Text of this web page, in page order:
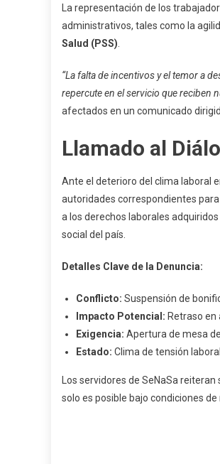
La representación de los
administrativos, tales como la
Salud (PSS).
“La falta de incentivos y el temor a
repercute en el servicio que reciben
afectados en un comunicado
Llamado al
Ante el deterioro del clima laboral
autoridades correspondientes para
a los derechos laborales
social del país.
Detalles Clave de la Denuncia:
Conflicto: Suspensión de
Impacto Potencial: Retraso
Exigencia: Apertura de mesa
Estado: Clima de tensión
Los servidores de SeNaSa
solo es posible bajo condiciones